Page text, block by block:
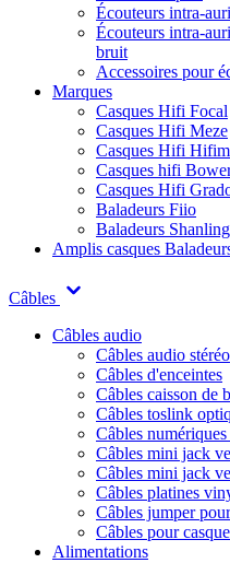
Écouteurs intra-
Écouteurs intra-
bruit
Accessoires pour
Marques
Casques Hifi Focal
Casques Hifi Meze
Casques Hifi
Casques hifi
Casques Hifi
Baladeurs Fiio
Baladeurs Shanling
Amplis casques
Câbles
Câbles audio
Câbles audio stéréo
Câbles d'enceintes
Câbles caisson de
Câbles toslink
Câbles
Câbles mini jack
Câbles mini jack
Câbles platines
Câbles jumper
Câbles pour
Alimentations